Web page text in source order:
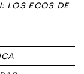
LOS ECOS DE